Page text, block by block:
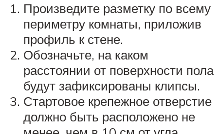
Произведите разметку по всему
периметру комнаты, приложив
профиль к стене.
Обозначьте, на каком
расстоянии от поверхности пола
будут зафиксированы клипсы.
Стартовое крепежное отверстие
должно быть расположено не